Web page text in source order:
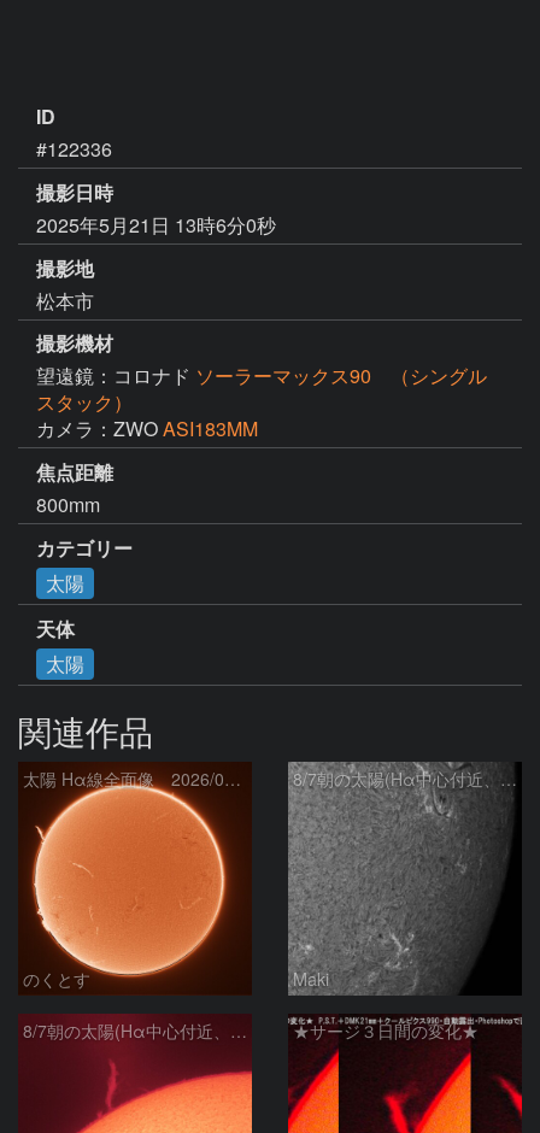
ID
#122336
撮影日時
2025年5月21日 13時6分0秒
撮影地
松本市
撮影機材
望遠鏡：コロナド ソーラーマックス90 （シングル
スタック）
カメラ：ZWOASI183MM
焦点距離
800mm
カテゴリー
太陽
天体
太陽
関連作品
太陽 Hα線全面像 2026/08/07
のくとす
8/7朝の太陽(Hα中心付近、4498、4502付近)
Maki
8/7朝の太陽(Hα中心付近、プロミネンス) ★サージ３日間の変化★